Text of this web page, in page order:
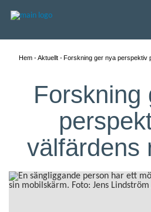
Hem Aktuellt Forskning ger nya perspektiv
Forskning
välfärdens